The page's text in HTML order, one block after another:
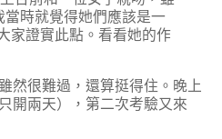
時就覺得她們應該是一
家證實此點。看看她的作
然很難過，還算挺得住。晚上
開兩天），第二次考驗又來